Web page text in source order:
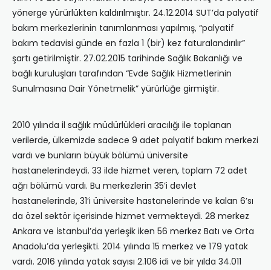
yönerge yürürlükten kaldırılmıştır. 24.12.2014 SUT’da palyatif
bakım merkezlerinin tanımlanması yapılmış, “palyatif
bakım tedavisi günde en fazla 1 (bir) kez faturalandırılır”
şartı getirilmiştir. 27.02.2015 tarihinde Sağlık Bakanlığı ve
bağlı kuruluşları tarafından “Evde Sağlık Hizmetlerinin
Sunulmasına Dair Yönetmelik” yürürlüğe girmiştir.
2010 yılında il sağlık müdürlükleri aracılığı ile toplanan
verilerde, ülkemizde sadece 9 adet palyatif bakım merkezi
vardı ve bunların büyük bölümü üniversite
hastanelerindeydi. 33 ilde hizmet veren, toplam 72 adet
ağrı bölümü vardı. Bu merkezlerin 35’i devlet
hastanelerinde, 31’i üniversite hastanelerinde ve kalan 6’sı
da özel sektör içerisinde hizmet vermekteydi. 28 merkez
Ankara ve İstanbul’da yerleşik iken 56 merkez Batı ve Orta
Anadolu’da yerleşikti. 2014 yılında 15 merkez ve 179 yatak
vardı. 2016 yılında yatak sayısı 2.106 idi ve bir yılda 34.011